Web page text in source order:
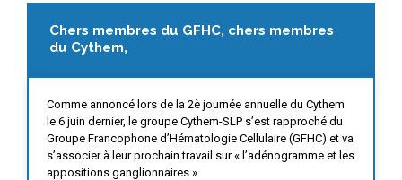
Chers membres du GFHC, chers membres
du Cythem,
Comme annoncé lors de la 2è journée annuelle du Cythem
le 6 juin dernier, le groupe Cythem-SLP s’est rapproché du
Groupe Francophone d’Hématologie Cellulaire (GFHC) et va
s’associer à leur prochain travail sur « l’adénogramme et les
appositions ganglionnaires ».